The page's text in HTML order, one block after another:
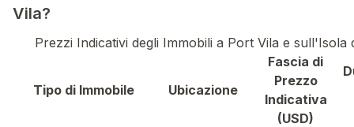
Vila?
Prezzi Indicativi degli Immobili a Port Vila e sull'Isola
Tipo di Immobile Ubicazione
Fascia di
Prezzo
Indicativa
(USD)